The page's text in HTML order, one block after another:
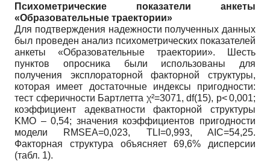
Психометрические показатели анкеты
«Образовательные траектории»
Для подтверждения надежности полученных данных
был проведен анализ психометрических показателей
анкеты «Образовательные траектории». Шесть
пунктов опросника были использованы для
получения эксплораторной факторной структуры,
которая имеет достаточные индексы пригодности:
тест сферичности Бартлетта χ²=3071, df(15), p< 0,001;
коэффициент адекватности факторной структуры
KMO – 0,54; значения коэффициентов пригодности
модели RMSEA=0,023, TLI=0,993, AIC=54,25.
Факторная структура объясняет 69,6% дисперсии
(табл. 1).